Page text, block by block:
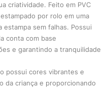
criatividade. Feito em PVC
por rolo em uma
estampa sem falhas. Possui
conta com base
e garantindo a tranquilidade
possui cores vibrantes e
da criança e proporcionando